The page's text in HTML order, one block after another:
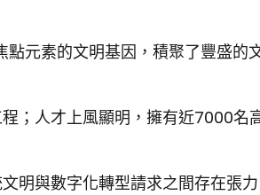
元素的文明基因，積聚了豐盛的
；人才上風顯明，擁有近7000名
明與數字化轉型請求之間存在張